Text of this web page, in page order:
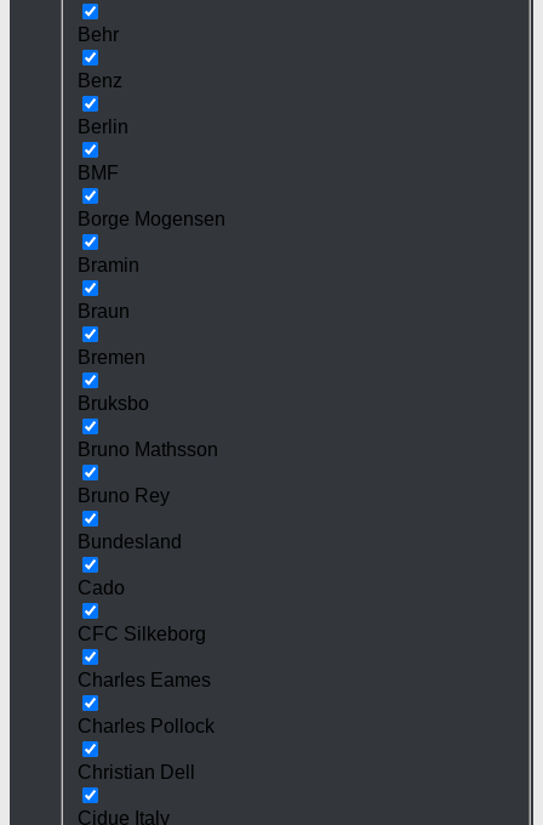
Behr
Benz
Berlin
BMF
Borge Mogensen
Bramin
Braun
Bremen
Bruksbo
Bruno Mathsson
Bruno Rey
Bundesland
Cado
CFC Silkeborg
Charles Eames
Charles Pollock
Christian Dell
Cidue Italy